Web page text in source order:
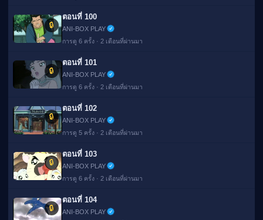
🔒
ตอนที่ 100
ANI-BOX PLAY
การดู 6 ครั้ง · 2 เดือนที่ผ่านมา
🔒
ตอนที่ 101
ANI-BOX PLAY
การดู 6 ครั้ง · 2 เดือนที่ผ่านมา
🔒
ตอนที่ 102
ANI-BOX PLAY
การดู 5 ครั้ง · 2 เดือนที่ผ่านมา
🔒
ตอนที่ 103
ANI-BOX PLAY
การดู 6 ครั้ง · 2 เดือนที่ผ่านมา
🔒
ตอนที่ 104
ANI-BOX PLAY